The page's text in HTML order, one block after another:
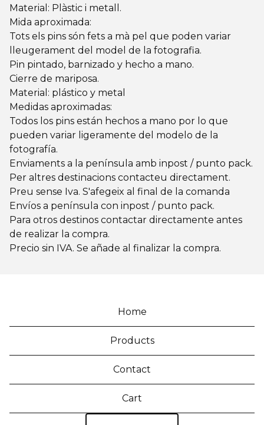
Material: Plàstic i metall.
Mida aproximada:
Tots els pins són fets a mà pel que poden variar
lleugerament del model de la fotografia.
Pin pintado, barnizado y hecho a mano.
Cierre de mariposa.
Material: plástico y metal
Medidas aproximadas:
Todos los pins están hechos a mano por lo que
pueden variar ligeramente del modelo de la
fotografía.
Enviaments a la península amb inpost / punto pack.
Per altres destinacions contacteu directament.
Preu sense Iva. S'afegeix al final de la comanda
Envíos a península con inpost / punto pack.
Para otros destinos contactar directamente antes
de realizar la compra.
Precio sin IVA. Se añade al finalizar la compra.
Home
Products
Contact
Cart